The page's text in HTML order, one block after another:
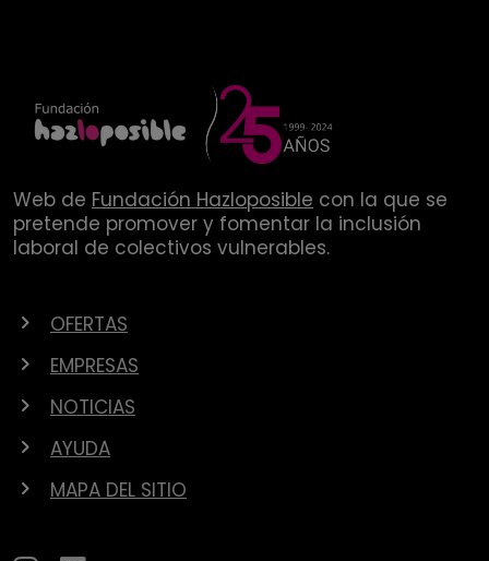
Web de Fundación Hazloposible con la que se
pretende promover y fomentar la inclusión
laboral de colectivos vulnerables.
OFERTAS
EMPRESAS
NOTICIAS
AYUDA
MAPA DEL SITIO